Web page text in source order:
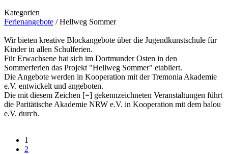
Kategorien
Ferienangebote /Hellweg Sommer
Wir bieten kreative Blockangebote über die Jugendkunstschule für
Kinder in allen Schulferien.
Für Erwachsene hat sich im Dortmunder Osten in den
Sommerferien das Projekt "Hellweg Sommer" etabliert.
Die Angebote werden in Kooperation mit der Tremonia Akademie
e.V. entwickelt und angeboten.
Die mit diesem Zeichen [=] gekennzeichneten Veranstaltungen führt
die Paritätische Akademie NRW e.V. in Kooperation mit dem balou
e.V. durch.
1
2